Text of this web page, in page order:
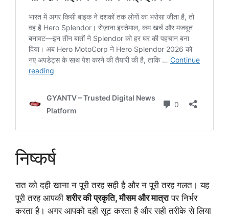
निष्कर्ष
रात को दही खाना न पूरी तरह सही है और न पूरी तरह गलत। यह
पूरी तरह आपकीशरीर की प्रकृति, मौसम और मात्रापर निर्भर
करता है। अगर आपको दही सूट करता है और सही तरीके से लिया